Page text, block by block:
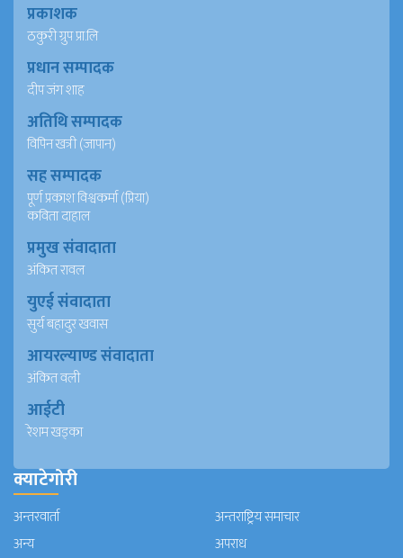
प्रकाशक
ठकुरी ग्रुप प्रा.लि
प्रधान सम्पादक
दीप जंग शाह
अतिथि सम्पादक
विपिन खत्री (जापान)
सह सम्पादक
पूर्ण प्रकाश विश्वकर्मा (प्रिया)
कविता दाहाल
प्रमुख संवादाता
अंकित रावल
युएई संवादाता
सुर्य बहादुर खवास
आयरल्याण्ड संवादाता
अंकित वली
आईटी
रेशम खड्का
क्याटेगोरी
अन्तरवार्ता
अन्तराष्ट्रिय समाचार
अन्य
अपराध